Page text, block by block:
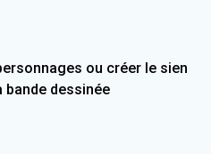
ou créer le sien
bande dessinée